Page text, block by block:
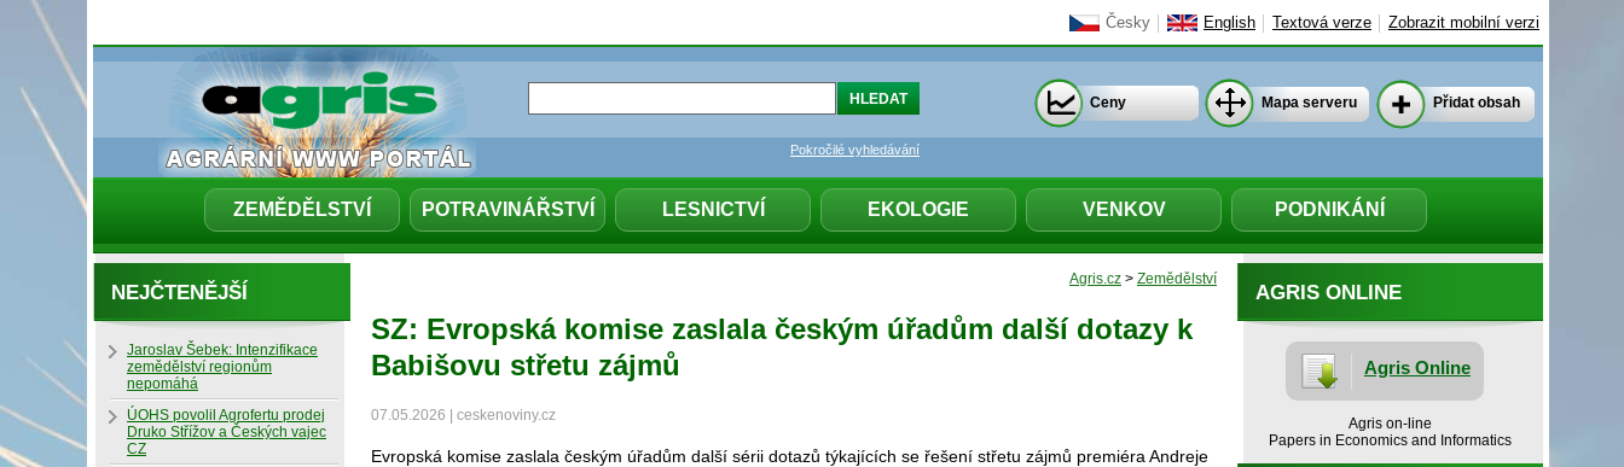
Česky English Textová verze Zobrazit mobilní verzi
ZEMĚDĚLSTVÍ POTRAVINÁŘSTVÍ LESNICTVÍ EKOLOGIE VENKOV PODNIKÁNÍ
Pokročilé vyhledávání
Ceny Mapa serveru Přidat obsah
Agris.cz > Zemědělství
SZ: Evropská komise zaslala českým úřadům další dotazy k
Babišovu střetu zájmů
07.05.2026 | ceskenoviny.cz
Evropská komise zaslala českým úřadům další sérii dotazů týkajících se řešení střetu zájmů premiéra Andreje
AGRIS ONLINE
Agris Online
Agris on-line
Papers in Economics and Informatics
NEJČTENĚJŠÍ
Jaroslav Šebek: Intenzifikace
zemědělství regionům
nepomáhá
ÚOHS povolil Agrofertu prodej
Druko Střížov a Českých vajec
CZ